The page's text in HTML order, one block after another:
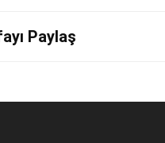
Paylaş